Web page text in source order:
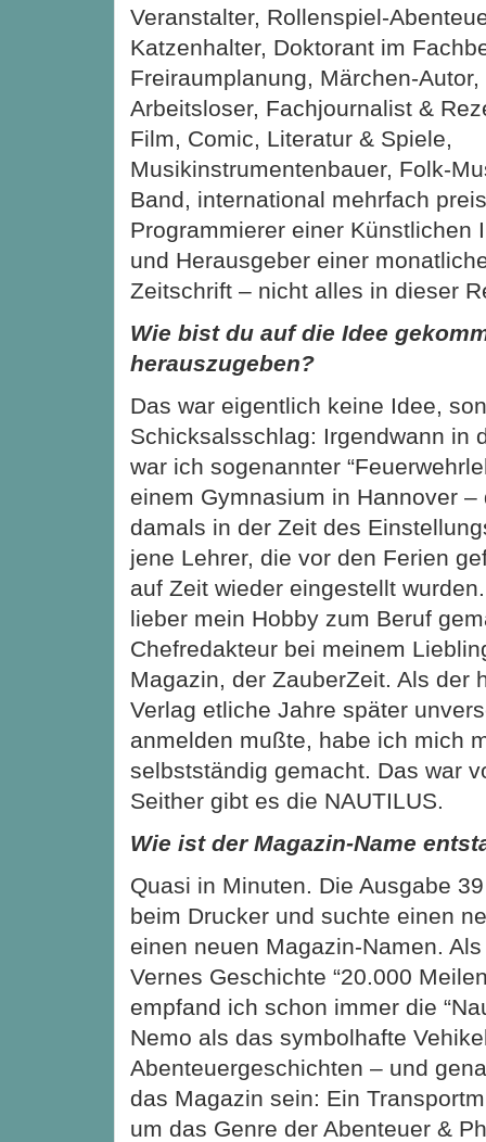
Veranstalter, Rollenspiel-
Katzenhalter, Doktorant im
Freiraumplanung, Märchen-
Arbeitsloser, Fachjournalist &
Film, Comic, Literatur & Spiele,
Musikinstrumentenbauer, Folk-
Band, international mehrfach
Programmierer einer Künstlichen
und Herausgeber einer
Zeitschrift – nicht alles in dieser
Wie bist du auf die Idee
herauszugeben?
Das war eigentlich keine Idee,
Schicksalsschlag: Irgendwann in
war ich sogenannter
einem Gymnasium in Hannover –
damals in der Zeit des
jene Lehrer, die vor den Ferien
auf Zeit wieder eingestellt
lieber mein Hobby zum Beruf
Chefredakteur bei meinem
Magazin, der ZauberZeit. Als der
Verlag etliche Jahre später
anmelden mußte, habe ich mich
selbstständig gemacht. Das war
Seither gibt es die NAUTILUS.
Wie ist der Magazin-Name
Quasi in Minuten. Die Ausgabe
beim Drucker und suchte einen
einen neuen Magazin-Namen.
Vernes Geschichte “20.000
empfand ich schon immer die
Nemo als das symbolhafte
Abenteuergeschichten – und
das Magazin sein: Ein
um das Genre der Abenteuer &